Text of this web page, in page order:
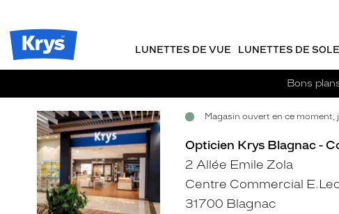
Opticien
Krys
LUNETTES DE VUE LUNETTES DE
Bons
La
confiance
vous
bien
Magasin ouvert en ce moment,
Voir
fiche
Opticien Krys Blagnac -
2 Allée Emile Zola
Centre Commercial
31700 Blagnac
Voir
fiche
Voir
fiche